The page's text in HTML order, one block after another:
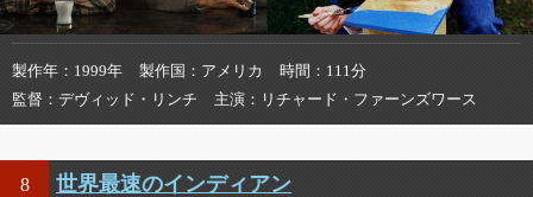
製作年 1999年 製作国 アメリカ 時間
111分
監督
デヴィッド・リンチ 主演 リチャード・ファーンズワース
8 世界最速のインディアン